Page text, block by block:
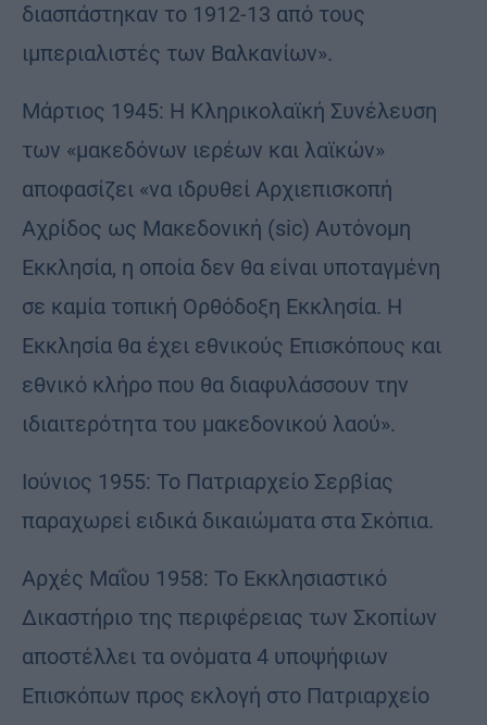
διασπάστηκαν το 1912-13 από τους
ιμπεριαλιστές των Βαλκανίων».
Μάρτιος 1945: Η Κληρικολαϊκή Συνέλευση
των «μακεδόνων ιερέων και λαϊκών»
αποφασίζει «να ιδρυθεί Αρχιεπισκοπή
Αχρίδος ως Μακεδονική (sic) Αυτόνομη
Εκκλησία, η οποία δεν θα είναι υποταγμένη
σε καμία τοπική Ορθόδοξη Εκκλησία. Η
Εκκλησία θα έχει εθνικούς Επισκόπους και
εθνικό κλήρο που θα διαφυλάσσουν την
ιδιαιτερότητα του μακεδονικού λαού».
Ιούνιος 1955: Το Πατριαρχείο Σερβίας
παραχωρεί ειδικά δικαιώματα στα Σκόπια.
Αρχές Μαΐου 1958: Το Εκκλησιαστικό
Δικαστήριο της περιφέρειας των Σκοπίων
αποστέλλει τα ονόματα 4 υποψήφιων
Επισκόπων προς εκλογή στο Πατριαρχείο